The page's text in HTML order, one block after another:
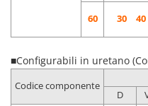
60 30 40
■Configurabili in uretano
Codice componente
D